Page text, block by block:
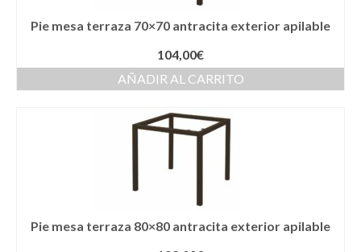
Pie mesa terraza 70×70 antracita exterior apilable
104,00€
AÑADIR AL CARRITO
Pie mesa terraza 80×80 antracita exterior apilable